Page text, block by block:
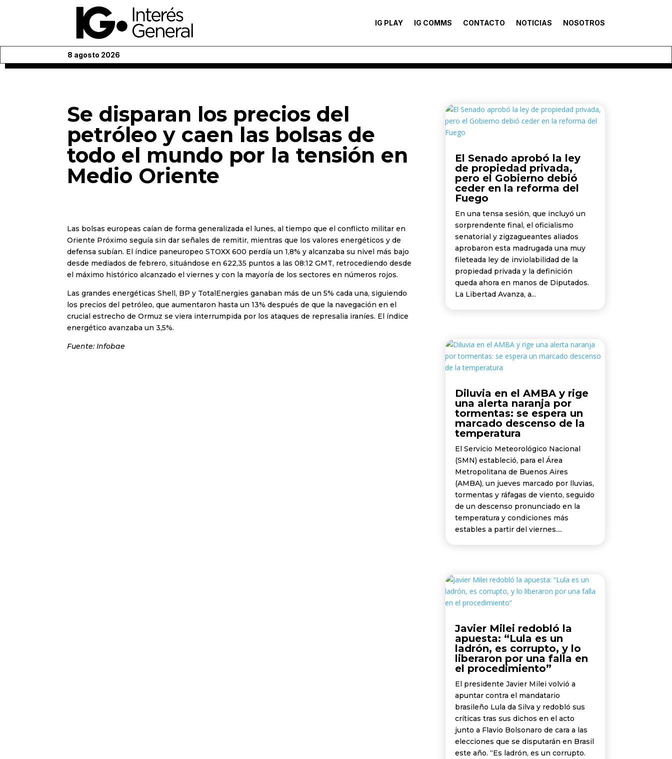
IG PLAY IG COMMS CONTACTO NOTICIAS NOSOTROS
8 agosto 2026
Se disparan los precios del
petróleo y caen las bolsas de
todo el mundo por la tensión en
Medio Oriente
Las bolsas europeas caían de forma generalizada el lunes, al tiempo que el conflicto militar en
Oriente Próximo seguía sin dar señales de remitir, mientras que los valores energéticos y de
defensa subían. El índice paneuropeo STOXX 600 perdía un 1,8% y alcanzaba su nivel más bajo
desde mediados de febrero, situándose en 622,35 puntos a las 08:12 GMT, retrocediendo desde
el máximo histórico alcanzado el viernes y con la mayoría de los sectores en números rojos.
Las grandes energéticas Shell, BP y TotalEnergies ganaban más de un 5% cada una, siguiendo
los precios del petróleo, que aumentaron hasta un 13% después de que la navegación en el
crucial estrecho de Ormuz se viera interrumpida por los ataques de represalia iraníes. El índice
energético avanzaba un 3,5%.
Fuente: Infobae
El Senado aprobó la ley
de propiedad privada,
pero el Gobierno debió
ceder en la reforma del
Fuego
En una tensa sesión, que incluyó un
sorprendente final, el oficialismo
senatorial y zigzagueantes aliados
aprobaron esta madrugada una muy
fileteada ley de inviolabilidad de la
propiedad privada y la definición
queda ahora en manos de Diputados.
La Libertad Avanza, a...
Diluvia en el AMBA y rige
una alerta naranja por
tormentas: se espera un
marcado descenso de la
temperatura
El Servicio Meteorológico Nacional
(SMN) estableció, para el Área
Metropolitana de Buenos Aires
(AMBA), un jueves marcado por lluvias,
tormentas y ráfagas de viento, seguido
de un descenso pronunciado en la
temperatura y condiciones más
estables a partir del viernes....
Javier Milei redobló la
apuesta: “Lula es un
ladrón, es corrupto, y lo
liberaron por una falla en
el procedimiento”
El presidente Javier Milei volvió a
apuntar contra el mandatario
brasileño Lula da Silva y redobló sus
críticas tras sus dichos en el acto
junto a Flavio Bolsonaro de cara a las
elecciones que se disputarán en Brasil
este año. “Es ladrón, es un corrupto.